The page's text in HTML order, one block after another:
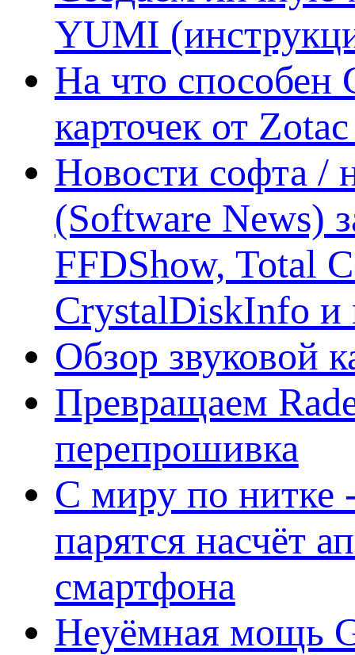
YUMI
На что способен
карточек от
Новости софта /
(Software News)
FFDShow, Total
CrystalDiskInfo и
Обзор звуковой
Превращаем
перепрошивка
С миру по нитке
парятся насчёт
смартфона
Неуёмная мощь